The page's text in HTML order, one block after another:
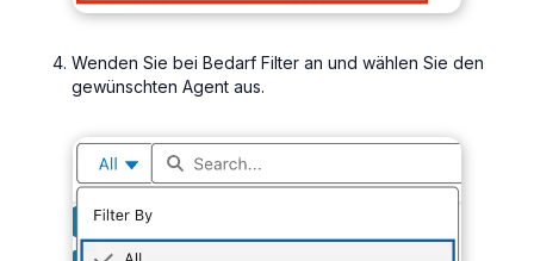
Wenden Sie bei Bedarf Filter an und wählen Sie den
gewünschten Agent aus.